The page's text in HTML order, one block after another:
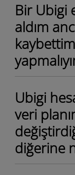
Bir Ubigi
aldım
Ubigi
veri
diğerine